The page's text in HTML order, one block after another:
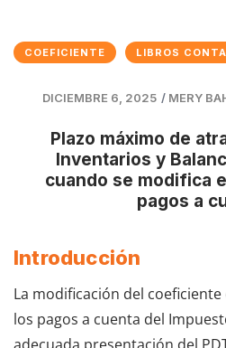
COEFICIENTE LIBROS
DICIEMBRE 6, 2025 / MERY
Plazo máximo de
Inventarios y
cuando se modifica
pagos a
Introducción
La modificación del
los pagos a cuenta del